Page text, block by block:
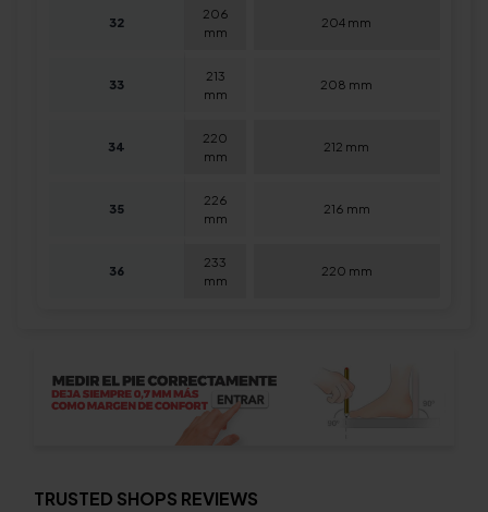
32
206
mm
204 mm
33
213
mm
208 mm
34
220
mm
212 mm
35
226
mm
216 mm
36
233
mm
220 mm
TRUSTED SHOPS REVIEWS